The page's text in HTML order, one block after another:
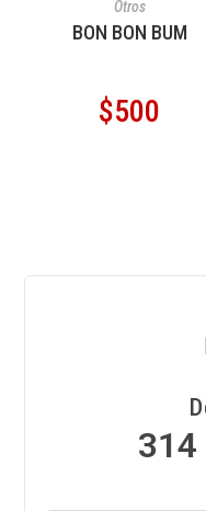
Otros
BON BON BUM
$500
314